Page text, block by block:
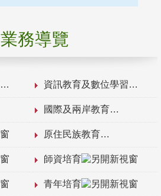
業務導覽
資訊教育及數位學習
國際及兩岸教育
原住民族教育
師資培育
青年培育